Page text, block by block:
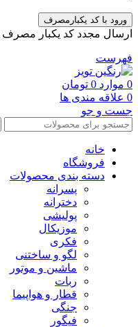
ورود با کد یکبارمصرف
ارسال مجدد کد یکبار مصرف
فهرست
0 موارد 0 تومان
0 علاقه مندی ها
جست و جو
خانه
فروشگاه
دسته بندی محصولات
پسرانه
دخترانه
پولیشی
موزیکال
فکری
لگو و ساختنی
ماشین و موتور
ربات
قطار و هواپیما
جنگی
فیگور